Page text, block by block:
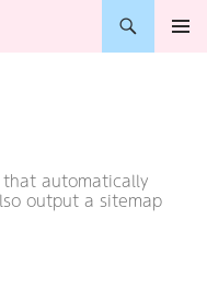
automatically
output a sitemap